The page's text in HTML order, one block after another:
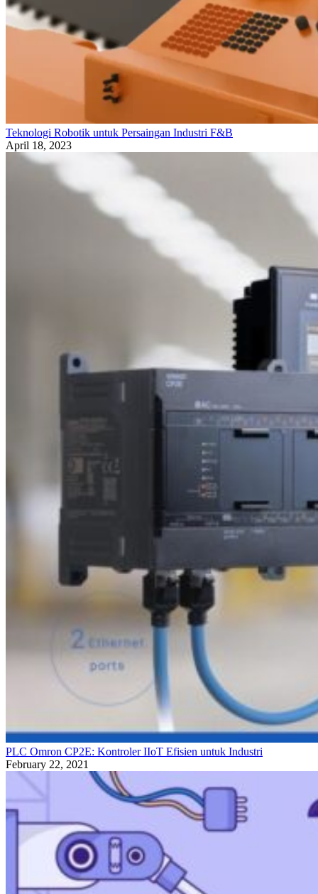
Teknologi Robotik untuk Persaingan Industri F&B
April 18, 2023
PLC Omron CP2E: Kontroler IIoT Efisien untuk Industri
February 22, 2021